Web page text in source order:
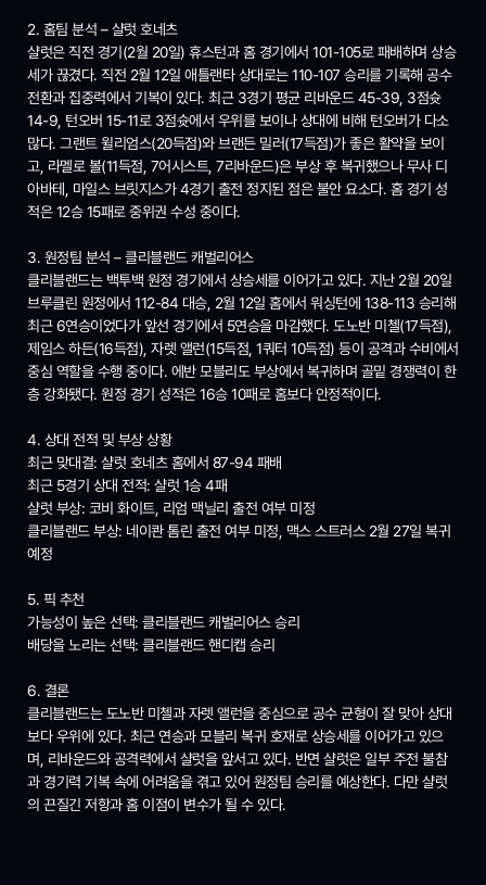
2. 홈팀 분석 – 샬럿 호네츠
샬럿은 직전 경기(2월 20일) 휴스턴과 홈 경기에서 101-105로 패배하며 상승
세가 끊겼다. 직전 2월 12일 애틀랜타 상대로는 110-107 승리를 기록해 공수
전환과 집중력에서 기복이 있다. 최근 3경기 평균 리바운드 45-39, 3점슛
14-9, 턴오버 15-11로 3점슛에서 우위를 보이나 상대에 비해 턴오버가 다소
많다. 그랜트 윌리엄스(20득점)와 브랜든 밀러(17득점)가 좋은 활약을 보이
고, 라멜로 볼(11득점, 7어시스트, 7리바운드)은 부상 후 복귀했으나 무사 디
아바테, 마일스 브릿지스가 4경기 출전 정지된 점은 불안 요소다. 홈 경기 성
적은 12승 15패로 중위권 수성 중이다.
3. 원정팀 분석 – 클리블랜드 캐벌리어스
클리블랜드는 백투백 원정 경기에서 상승세를 이어가고 있다. 지난 2월 20일
브루클린 원정에서 112-84 대승, 2월 12일 홈에서 워싱턴에 138-113 승리해
최근 6연승이었다가 앞선 경기에서 5연승을 마감했다. 도노반 미첼(17득점),
제임스 하든(16득점), 자렛 앨런(15득점, 1쿼터 10득점) 등이 공격과 수비에서
중심 역할을 수행 중이다. 에반 모블리도 부상에서 복귀하며 골밑 경쟁력이 한
층 강화됐다. 원정 경기 성적은 16승 10패로 홈보다 안정적이다.
4. 상대 전적 및 부상 상황
최근 맞대결: 샬럿 호네츠 홈에서 87-94 패배
최근 5경기 상대 전적: 샬럿 1승 4패
샬럿 부상: 코비 화이트, 리엄 맥닐리 출전 여부 미정
클리블랜드 부상: 네이콴 톰린 출전 여부 미정, 맥스 스트러스 2월 27일 복귀
예정
5. 픽 추천
가능성이 높은 선택: 클리블랜드 캐벌리어스 승리
배당을 노리는 선택: 클리블랜드 핸디캡 승리
6. 결론
클리블랜드는 도노반 미첼과 자렛 앨런을 중심으로 공수 균형이 잘 맞아 상대
보다 우위에 있다. 최근 연승과 모블리 복귀 호재로 상승세를 이어가고 있으
며, 리바운드와 공격력에서 샬럿을 앞서고 있다. 반면 샬럿은 일부 주전 불참
과 경기력 기복 속에 어려움을 겪고 있어 원정팀 승리를 예상한다. 다만 샬럿
의 끈질긴 저항과 홈 이점이 변수가 될 수 있다.